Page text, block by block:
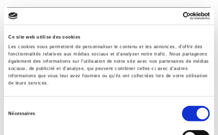
Ce site web utilise des cookies
Les cookies nous permettent de personnaliser le contenu et les annonces, d'offrir des
fonctionnalités relatives aux médias sociaux et d'analyser notre trafic. Nous partageons
également des informations sur l'utilisation de notre site avec nos partenaires de médias
sociaux, de publicité et d'analyse, qui peuvent combiner celles-ci avec d'autres
informations que vous leur avez fournies ou qu'ils ont collectées lors de votre utilisation
de leurs services.
Nécessaires
Formats
Contents